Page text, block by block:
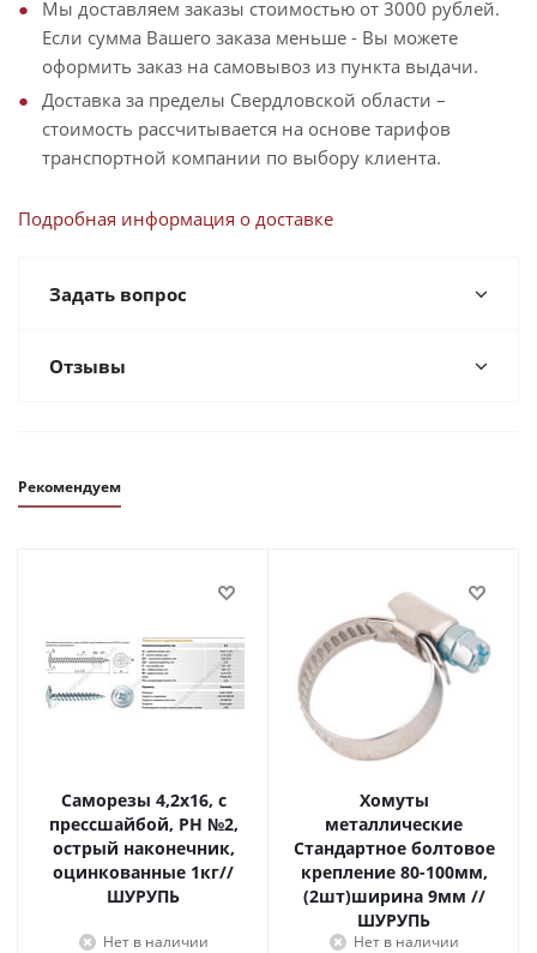
Мы доставляем заказы стоимостью от 3000 рублей.
Если сумма Вашего заказа меньше - Вы можете
оформить заказ на самовывоз из пункта выдачи.
Доставка за пределы Свердловской области –
стоимость рассчитывается на основе тарифов
транспортной компании по выбору клиента.
Подробная информация о доставке
Задать вопрос
Отзывы
Рекомендуем
Саморезы 4,2х16, с
прессшайбой, PH №2,
острый наконечник,
оцинкованные 1кг//
ШУРУПЬ
Нет в наличии
Хомуты
металлические
Стандартное болтовое
крепление 80-100мм,
(2шт)ширина 9мм //
ШУРУПЬ
Нет в наличии